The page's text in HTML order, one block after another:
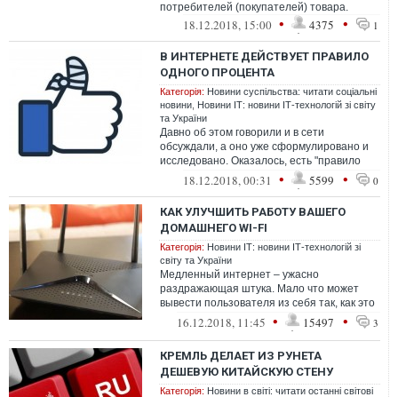
потребителей (покупателей) товара.
18.12.2018, 15:00 • 4375 • 1
В ИНТЕРНЕТЕ ДЕЙСТВУЕТ ПРАВИЛО
ОДНОГО ПРОЦЕНТА
Категорія: Новини суспільства: читати соціальні
новини Новини ІТ: новини ІТ-технологій зі світу
та України
Давно об этом говорили и в сети
обсуждали, а оно уже сформулировано и
исследовано. Оказалось, есть "правило
одного процента". Согласно этому правилу
18.12.2018, 00:31 • 5599 • 0
КАК УЛУЧШИТЬ РАБОТУ ВАШЕГО
ДОМАШНЕГО WI-FI
Категорія: Новини ІТ: новини ІТ-технологій зі
світу та України
Медленный интернет – ужасно
раздражающая штука. Мало что может
вывести пользователя из себя так, как это
делает неприлично долгая загрузка
16.12.2018, 11:45 • 15497 • 3
КРЕМЛЬ ДЕЛАЕТ ИЗ РУНЕТА
ДЕШЕВУЮ КИТАЙСКУЮ СТЕНУ
Категорія: Новини в світі: читати останні світові